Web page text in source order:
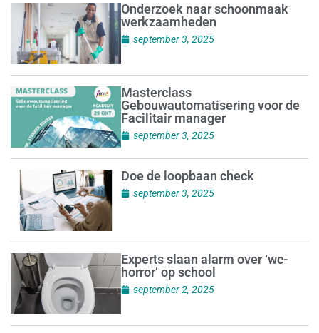
Onderzoek naar schoonmaak
werkzaamheden
september 3, 2025
Masterclass
Gebouwautomatisering voor de
Facilitair manager
september 3, 2025
Doe de loopbaan check
september 3, 2025
Experts slaan alarm over ‘wc-
horror’ op school
september 2, 2025